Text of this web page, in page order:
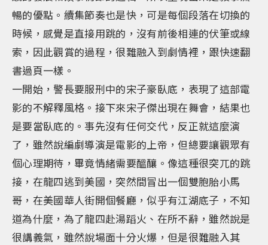
暢的優點。續集節奏也是快，可是每個段落在切換的
時候，感覺是直接用跳的，沒有前後相連的伏筆或線
索，因此觀賞的過程，很難融入到劇情裡，跟快速翻
書過頁一樣。
一開始，警長要服刑中的宋子豪臥底，表現了這部電
影的不解釋風格。接下來宋子傑出現在舞會，結果也
是要當臥底的。事先沒有任何交代，反正就這麼演
了，雖然說編劇導演是電影的上帝，但總要讓觀眾有
個心理期待，畢竟情緒需要醞釀。像這種很突兀的跳
接，在龍四逃到美國，突然間冒出一個雙胞胎小馬
哥，在美國華人街開個餐廳，似乎有江湖底子，不知
道為什麼，為了龍四赴湯蹈火、在所不辭，雖然說是
很講義氣，雖然說場面十分火爆，但是很難融入其